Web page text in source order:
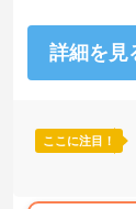
無資格OK
識を持ったスタ
しっかりとあ
り、iPadを使っ
者様との時間も
軽にお問い合わ
詳細を見
ここに注目！